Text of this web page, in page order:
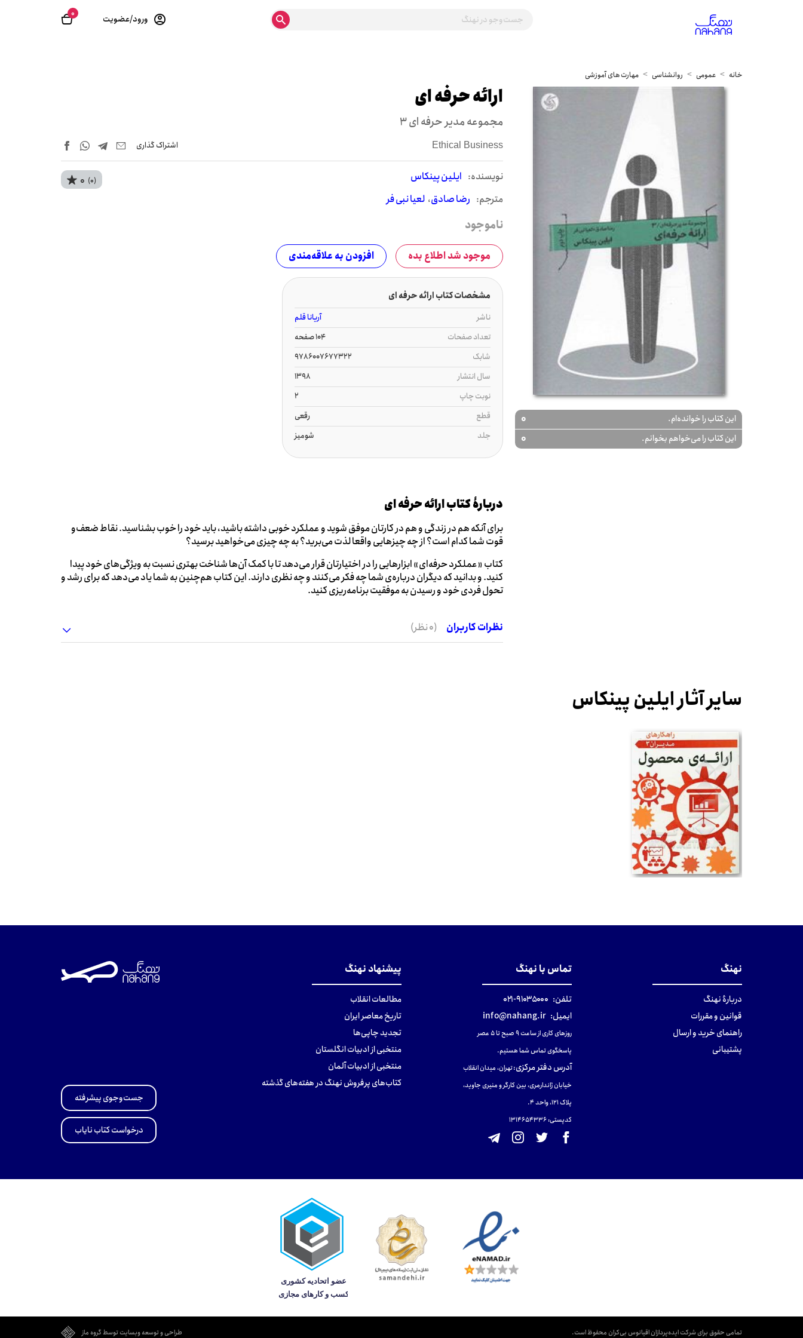
0 ورود/عضویت
خانه عمومی روانشناسی مهارت های آموزشی
این کتاب را خوانده‌ام. 0
این کتاب را می‌خواهم بخوانم. 0
ارائه حرفه ای
مجموعه مدیر حرفه ای 3
Ethical Business اشتراک‌ گذاری
نويسنده: ایلین پینکاس
مترجم: رضا صادق لعیا نبی فر
0 (0)
ناموجود
موجود شد اطلاع بده افزودن به علاقه‌مندی
مشخصات کتاب ارائه حرفه ای
ناشر
آریانا قلم
تعداد صفحات
104 صفحه
شابک
9786007677322
سال انتشار
1398
نوبت چاپ
2
قطع
رقعی
جلد
شومیز
دربارۀ کتاب ارائه حرفه ای
برای آنکه هم در زندگی و هم در کارتان موفق شوید و عملکرد خوبی داشته باشید، باید خود را خوب بشناسید. نقاط ضعف‌و
قوت شما کدام است؟ از چه چیزهایی واقعا لذت می‌برید؟ به چه چیزی می‌خواهید برسید؟
کتاب «عملکرد حرفه‌ای» ابزارهایی را در اختیارتان قرار می‌دهد تا با کمک آن‌ها شناخت بهتری نسبت به ویژگی‌های خود پیدا
کنید. و بدانید که دیگران درباره‌ی شما چه فکر می‌کنند و چه نظری دارند. این کتاب هم‌چنین به شما یاد می‌دهد که برای رشد و
تحول فردی خود و رسیدن به موفقیت برنامه‌ریزی کنید.
نظرات کاربران (0 نظر)
سایر آثار ایلین پینکاس
نهنگ
دربارهٔ نهنگ
قوانین و مقررات
راهنمای خرید و ارسال
پشتیبانی
تماس با نهنگ
تلفن: ۹۱۰۳۵۰۰۰-۰۲۱
ایمیل: info@nahang.ir
روزهای کاری از ساعت ۹ صبح تا ۵ عصر
پاسخگوی تماس شما هستیم.
آدرس دفتر مرکزی:تهران، میدان انقلاب
خیابان ژاندارمری، بین کارگر و منیری جاوید،
پلاک 121، واحد ۴.
کدپستی: 131465433۶
پیشنهاد نهنگ
مطالعات انقلاب
تاریخ معاصر ایران
تجدید چاپی‌ها
منتخبی از ادبیات انگلستان
منتخبی از ادبیات آلمان
کتاب‌های پرفروش نهنگ در هفته‌های گذشته
جست‌وجوی پیشرفته
درخواست کتاب نایاب
تمامی حقوق برای شرکت ایده‌پردازان اقیانوس بی‌کران محفوظ است. طراحی و توسعه وبسایت توسط گروه ماز